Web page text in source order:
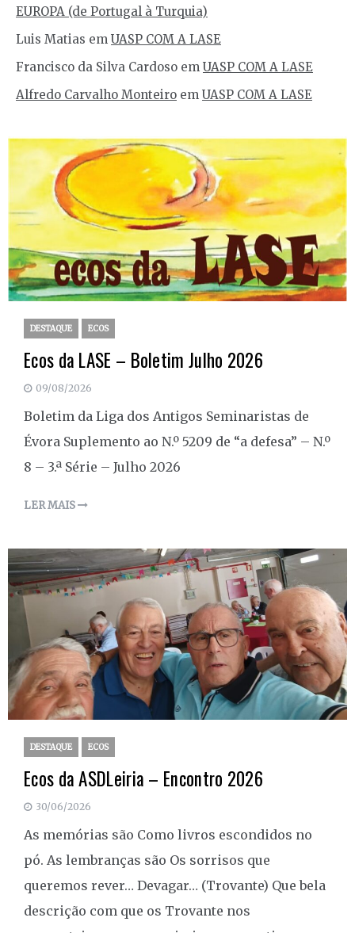
EUROPA (de Portugal à Turquia)
Luis Matias em UASP COM A LASE
Francisco da Silva Cardoso em UASP COM A LASE
Alfredo Carvalho Monteiro em UASP COM A LASE
DESTAQUE ECOS
Ecos da LASE – Boletim Julho 2026
09/08/2026
Boletim da Liga dos Antigos Seminaristas de
Évora Suplemento ao N.º 5209 de “a defesa” – N.º
8 – 3.ª Série – Julho 2026
LER MAIS
DESTAQUE ECOS
Ecos da ASDLeiria – Encontro 2026
30/06/2026
As memórias são Como livros escondidos no
pó. As lembranças são Os sorrisos que
queremos rever… Devagar… (Trovante) Que bela
descrição com que os Trovante nos